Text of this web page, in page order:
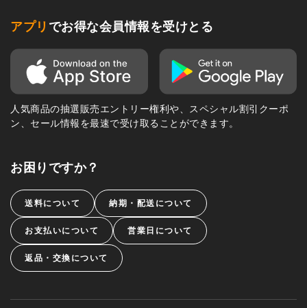
アプリ でお得な会員情報を受けとる
人気商品の抽選販売エントリー権利や、スペシャル割引クーポ
ン、セール情報を最速で受け取ることができます。
お困りですか？
送料について 納期・配送について
お支払いについて 営業日について
返品・交換について